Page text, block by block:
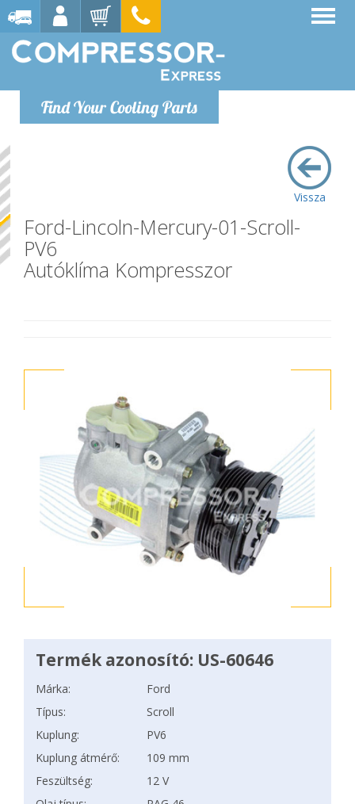
Find Your Cooling Parts
Vissza
Ford-Lincoln-Mercury-01-Scroll-
PV6
Autóklíma Kompresszor
Termék azonosító: US-60646
Márka:
Ford
Típus:
Scroll
Kuplung:
PV6
Kuplung átmérő:
109 mm
Feszültség:
12 V